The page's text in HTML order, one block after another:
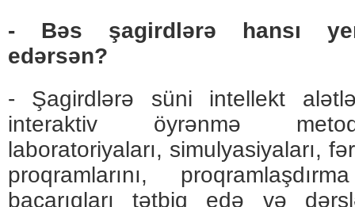
- Bəs şagirdlərə hansı
edərsən?
- Şagirdlərə süni intellekt
interaktiv öyrənmə
laboratoriyaları, simulyasiyaları,
proqramlarını,
bacarıqları tətbiq edə və